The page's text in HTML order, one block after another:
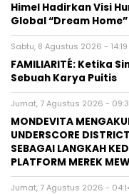
Himel Hadirkan Visi
Global “Dream Home”
Sabtu, 8 Agustus 2026 - 14:19
FAMILIARITÉ: Ketika
Sebuah Karya Puitis
Jumat, 7 Agustus 2026 -
MONDEVITA
UNDERSCORE
SEBAGAI LANGKAH
PLATFORM MEREK
Jumat, 7 Agustus 2026 -